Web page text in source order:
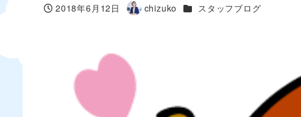
投稿日
2018年6月12日
著
chizuko カテゴリー
スタッフブログ